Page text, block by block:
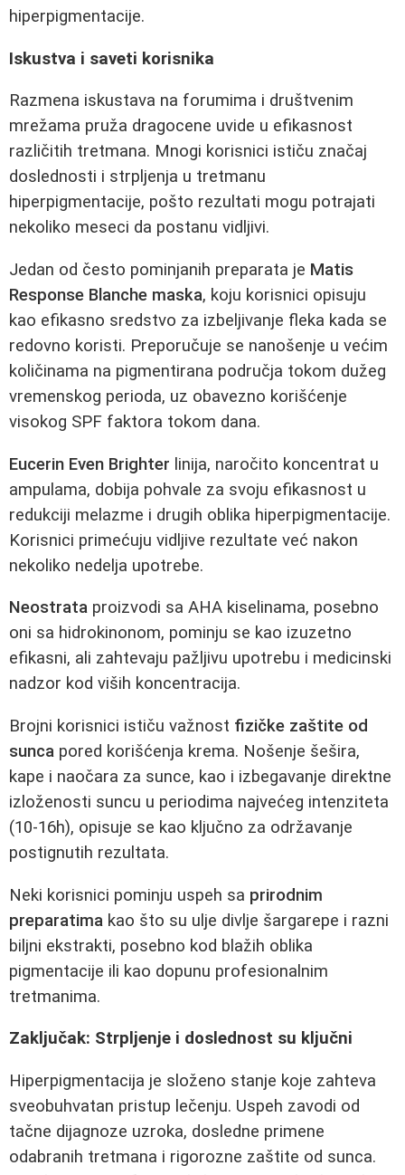
hiperpigmentacije.
Iskustva i saveti korisnika
Razmena iskustava na forumima i društvenim
mrežama pruža dragocene uvide u efikasnost
različitih tretmana. Mnogi korisnici ističu značaj
doslednosti i strpljenja u tretmanu
hiperpigmentacije, pošto rezultati mogu potrajati
nekoliko meseci da postanu vidljivi.
Jedan od često pominjanih preparata je Matis
Response Blanche maska, koju korisnici opisuju
kao efikasno sredstvo za izbeljivanje fleka kada se
redovno koristi. Preporučuje se nanošenje u većim
količinama na pigmentirana područja tokom dužeg
vremenskog perioda, uz obavezno korišćenje
visokog SPF faktora tokom dana.
Eucerin Even Brighter linija, naročito koncentrat u
ampulama, dobija pohvale za svoju efikasnost u
redukciji melazme i drugih oblika hiperpigmentacije.
Korisnici primećuju vidljive rezultate već nakon
nekoliko nedelja upotrebe.
Neostrata proizvodi sa AHA kiselinama, posebno
oni sa hidrokinonom, pominju se kao izuzetno
efikasni, ali zahtevaju pažljivu upotrebu i medicinski
nadzor kod viših koncentracija.
Brojni korisnici ističu važnost fizičke zaštite od
sunca pored korišćenja krema. Nošenje šešira,
kape i naočara za sunce, kao i izbegavanje direktne
izloženosti suncu u periodima najvećeg intenziteta
(10-16h), opisuje se kao ključno za održavanje
postignutih rezultata.
Neki korisnici pominju uspeh sa prirodnim
preparatima kao što su ulje divlje šargarepe i razni
biljni ekstrakti, posebno kod blažih oblika
pigmentacije ili kao dopunu profesionalnim
tretmanima.
Zaključak: Strpljenje i doslednost su ključni
Hiperpigmentacija je složeno stanje koje zahteva
sveobuhvatan pristup lečenju. Uspeh zavodi od
tačne dijagnoze uzroka, dosledne primene
odabranih tretmana i rigorozne zaštite od sunca.